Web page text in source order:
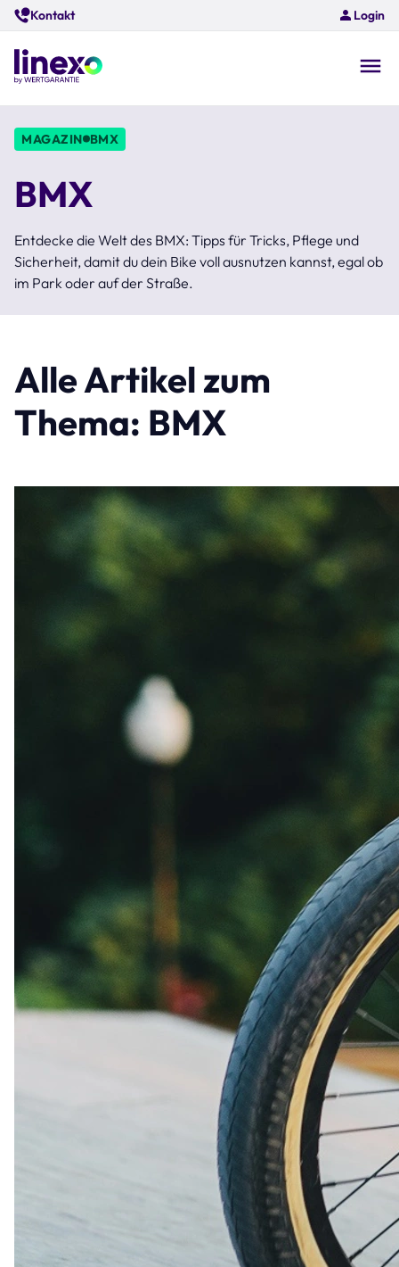
Skip
to
main
content
Kontakt Login
MAGAZIN BMX
BMX
Entdecke die Welt des BMX: Tipps für Tricks, Pflege und
Sicherheit, damit du dein Bike voll ausnutzen kannst, egal ob
im Park oder auf der Straße.
Alle Artikel zum
Thema: BMX